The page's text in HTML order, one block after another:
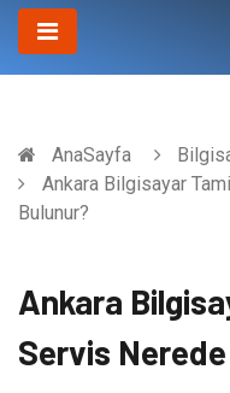
AnaSayfa
Ankara Bilgisayar
Bulunur?
Ankara
Servis